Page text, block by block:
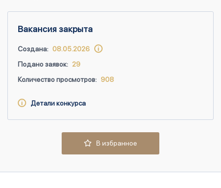
Вакансия закрыта
Создана: 08.05.2026
Подано заявок: 29
Количество просмотров: 908
Детали конкурса
В избранное